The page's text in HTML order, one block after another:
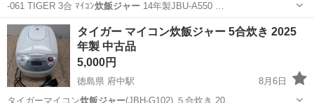
-061 TIGER 3合 ﾏｲｺﾝ炊飯ジャー 14年製JBU-A550 …
愛知 名古屋市 キッチン家電 JBU
タイガー マイコン炊飯ジャー 5合炊き 2025
年製 中古品
5,000円
徳島県 府中駅
8月6日
タイガーマイコン炊飯ジャー(JBH-G102) ５合炊き 20…